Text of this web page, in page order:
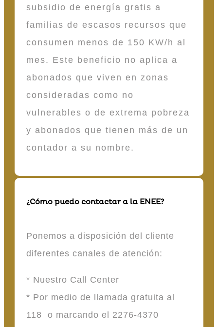
subsidio de energía gratis a
familias de escasos recursos que
consumen menos de 150 KW/h al
mes. Este beneficio no aplica a
abonados que viven en zonas
consideradas como no
vulnerables o de extrema pobreza
y abonados que tienen más de un
contador a su nombre.
¿Cómo puedo contactar a la ENEE?
Ponemos a disposición del cliente
diferentes canales de atención:
* Nuestro Call Center
* Por medio de llamada gratuita al
118 o marcando el 2276-4370